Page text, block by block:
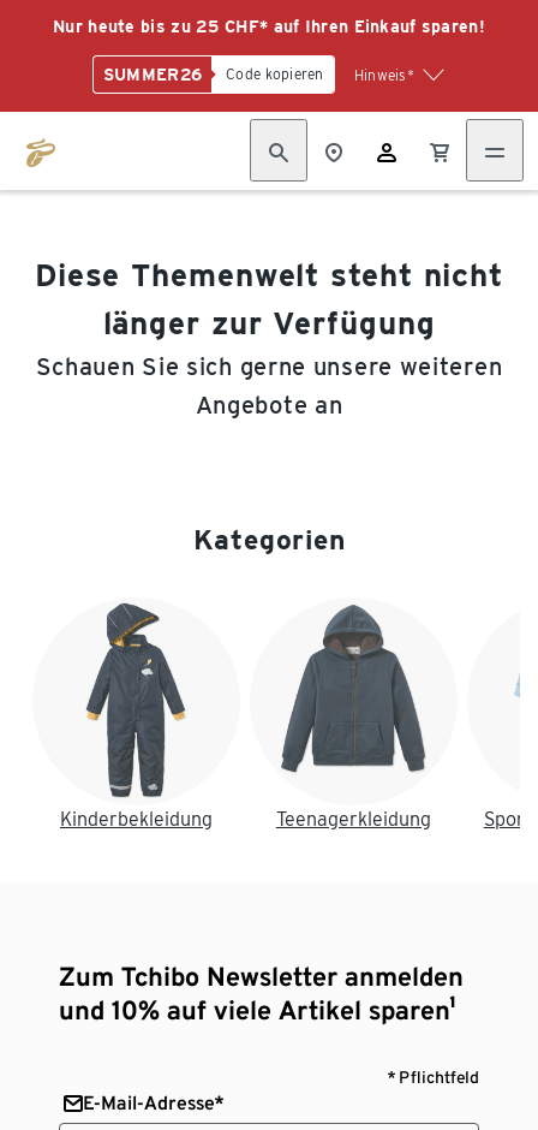
Nur heute bis zu 25 CHF* auf Ihren Einkauf sparen!
SUMMER26 Code kopieren Hinweis*
Diese Themenwelt steht nicht
länger zur Verfügung
Schauen Sie sich gerne unsere weiteren
Angebote an
Kategorien
Kinderbekleidung Teenagerkleidung
Zum Tchibo Newsletter anmelden
und 10% auf viele Artikel sparen¹
* Pflichtfeld
E-Mail-Adresse*